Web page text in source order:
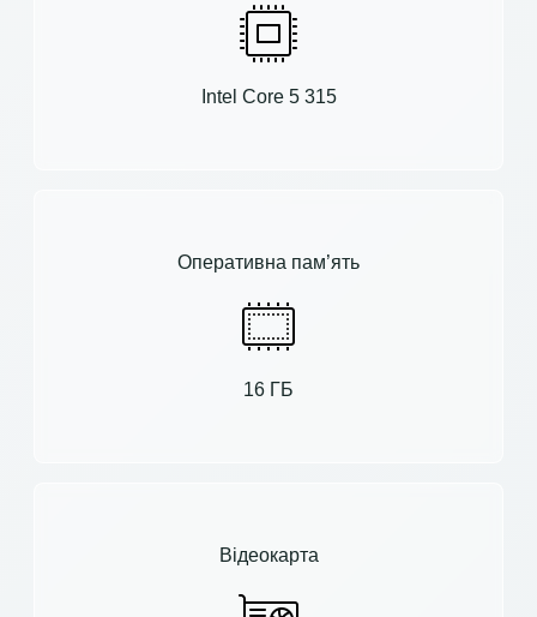
Intel Core 5 315
Оперативна пам’ять
16 ГБ
Відеокарта